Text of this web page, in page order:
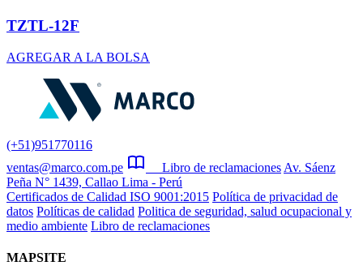
TZTL-12F
AGREGAR A LA BOLSA
(+51)951770116
ventas@marco.com.pe
Libro de reclamaciones Av. Sáenz
Peña N° 1439, Callao Lima - Perú
Certificados de Calidad ISO 9001:2015 Política de privacidad de
datos Políticas de calidad Politica de seguridad, salud ocupacional y
medio ambiente Libro de reclamaciones
MAPSITE